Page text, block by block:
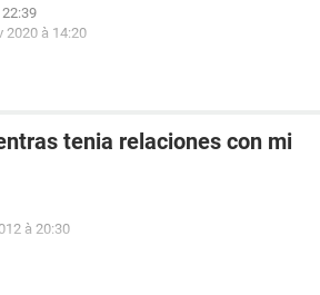
2020 à 14:20
tenia relaciones con mi
à 20:30